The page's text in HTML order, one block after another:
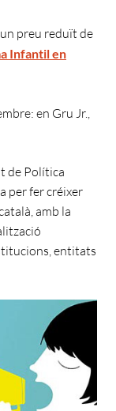
preu reduït de
Infantil en
en Gru Jr.,
de Política
per fer créixer
amb la
entitats